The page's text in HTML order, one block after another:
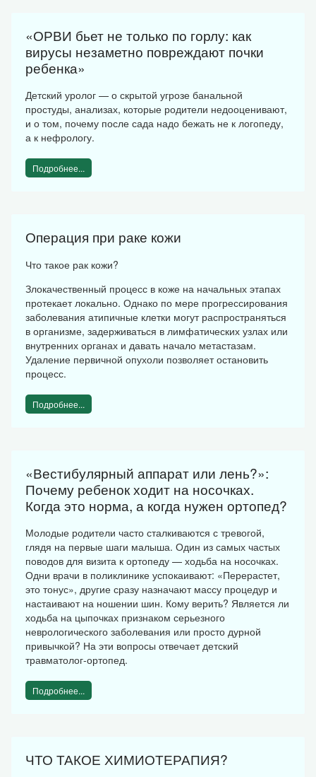
«ОРВИ бьет не только по горлу: как
вирусы незаметно повреждают почки
ребенка»
Детский уролог — о скрытой угрозе банальной
простуды, анализах, которые родители недооценивают,
и о том, почему после сада надо бежать не к логопеду,
а к нефрологу.
Подробнее...
Операция при раке кожи
Что такое рак кожи?
Злокачественный процесс в коже на начальных этапах
протекает локально. Однако по мере прогрессирования
заболевания атипичные клетки могут распространяться
в организме, задерживаться в лимфатических узлах или
внутренних органах и давать начало метастазам.
Удаление первичной опухоли позволяет остановить
процесс.
Подробнее...
«Вестибулярный аппарат или лень?»:
Почему ребенок ходит на носочках.
Когда это норма, а когда нужен ортопед?
Молодые родители часто сталкиваются с тревогой,
глядя на первые шаги малыша. Один из самых частых
поводов для визита к ортопеду — ходьба на носочках.
Одни врачи в поликлинике успокаивают: «Перерастет,
это тонус», другие сразу назначают массу процедур и
настаивают на ношении шин. Кому верить? Является ли
ходьба на цыпочках признаком серьезного
неврологического заболевания или просто дурной
привычкой? На эти вопросы отвечает детский
травматолог-ортопед.
Подробнее...
ЧТО ТАКОЕ ХИМИОТЕРАПИЯ?